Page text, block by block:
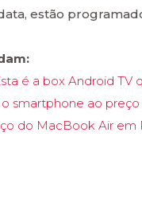
estão
é a box Android TV
o smartphone ao
do MacBook Air em